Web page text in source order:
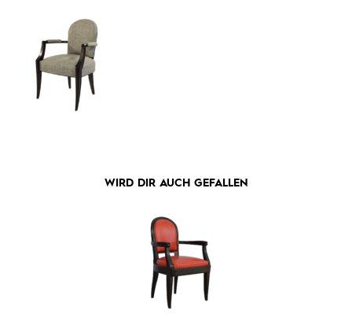
WIRD DIR AUCH GEFALLEN